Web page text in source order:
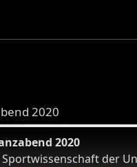
2020
2020
der